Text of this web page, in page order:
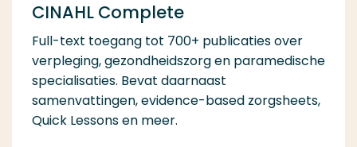
CINAHL Complete
Full-text toegang tot 700+ publicaties over
verpleging, gezondheidszorg en paramedische
specialisaties. Bevat daarnaast
samenvattingen, evidence-based zorgsheets,
Quick Lessons en meer.